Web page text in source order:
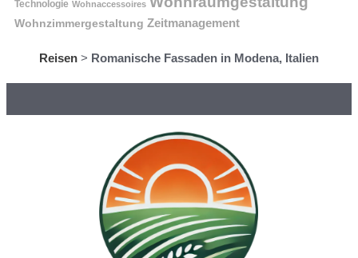
Technologie Wohnaccessoires
Wohnzimmergestaltung Zeitmanagement
Reisen > Romanische Fassaden in Modena, Italien